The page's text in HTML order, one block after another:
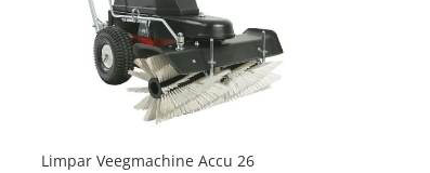
Limpar Veegmachine Accu 26